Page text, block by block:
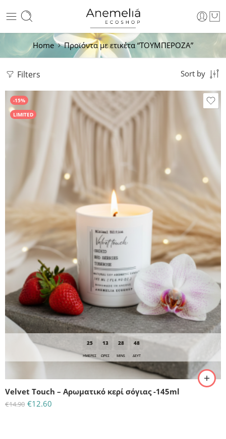
Home Προϊόντα με ετικέτα “ΤΟΥΜΠΕΡΟΖΑ”
Filters Sort by
-15%
LIMITED
25
ΗΜΈΡΕΣ
13
ΩΡΕΣ
28
MINS
47
ΔΕΥΤ
Velvet Touch – Αρωματικό κερί σόγιας -145ml
€14.90 €12.60